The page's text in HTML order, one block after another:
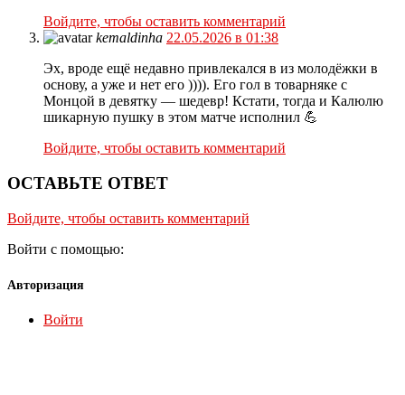
Войдите, чтобы оставить комментарий
kemaldinha 22.05.2026 в 01:38
Эх, вроде ещё недавно привлекался в из молодёжки в
основу, а уже и нет его )))). Его гол в товарняке с
Монцой в девятку — шедевр! Кстати, тогда и Калюлю
шикарную пушку в этом матче исполнил 💪
Войдите, чтобы оставить комментарий
ОСТАВЬТЕ ОТВЕТ
Войдите, чтобы оставить комментарий
Войти с помощью:
Авторизация
Войти